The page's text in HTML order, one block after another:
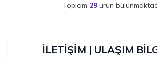
Toplam 29ürün
İLETİŞİM | ULAŞIM